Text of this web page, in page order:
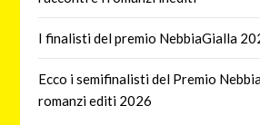
I finalisti del premio NebbiaGialla
Ecco i semifinalisti del Premio
romanzi editi 2026